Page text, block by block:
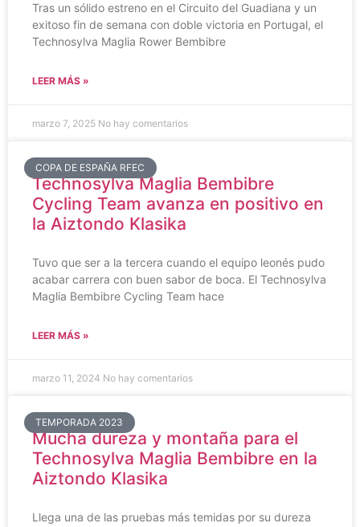
Tras un sólido estreno en el Circuito del Guadiana y un
exitoso fin de semana con doble victoria en Portugal, el
Technosylva Maglia Rower Bembibre
LEER MÁS »
marzo 7, 2025 No hay comentarios
COPA DE ESPAÑA RFEC
Technosylva Maglia Bembibre
Cycling Team avanza en positivo en
la Aiztondo Klasika
Tuvo que ser a la tercera cuando el equipo leonés pudo
acabar carrera con buen sabor de boca. El Technosylva
Maglia Bembibre Cycling Team hace
LEER MÁS »
marzo 11, 2024 No hay comentarios
TEMPORADA 2023
Mucha dureza y montaña para el
Technosylva Maglia Bembibre en la
Aiztondo Klasika
Llega una de las pruebas más temidas por su dureza